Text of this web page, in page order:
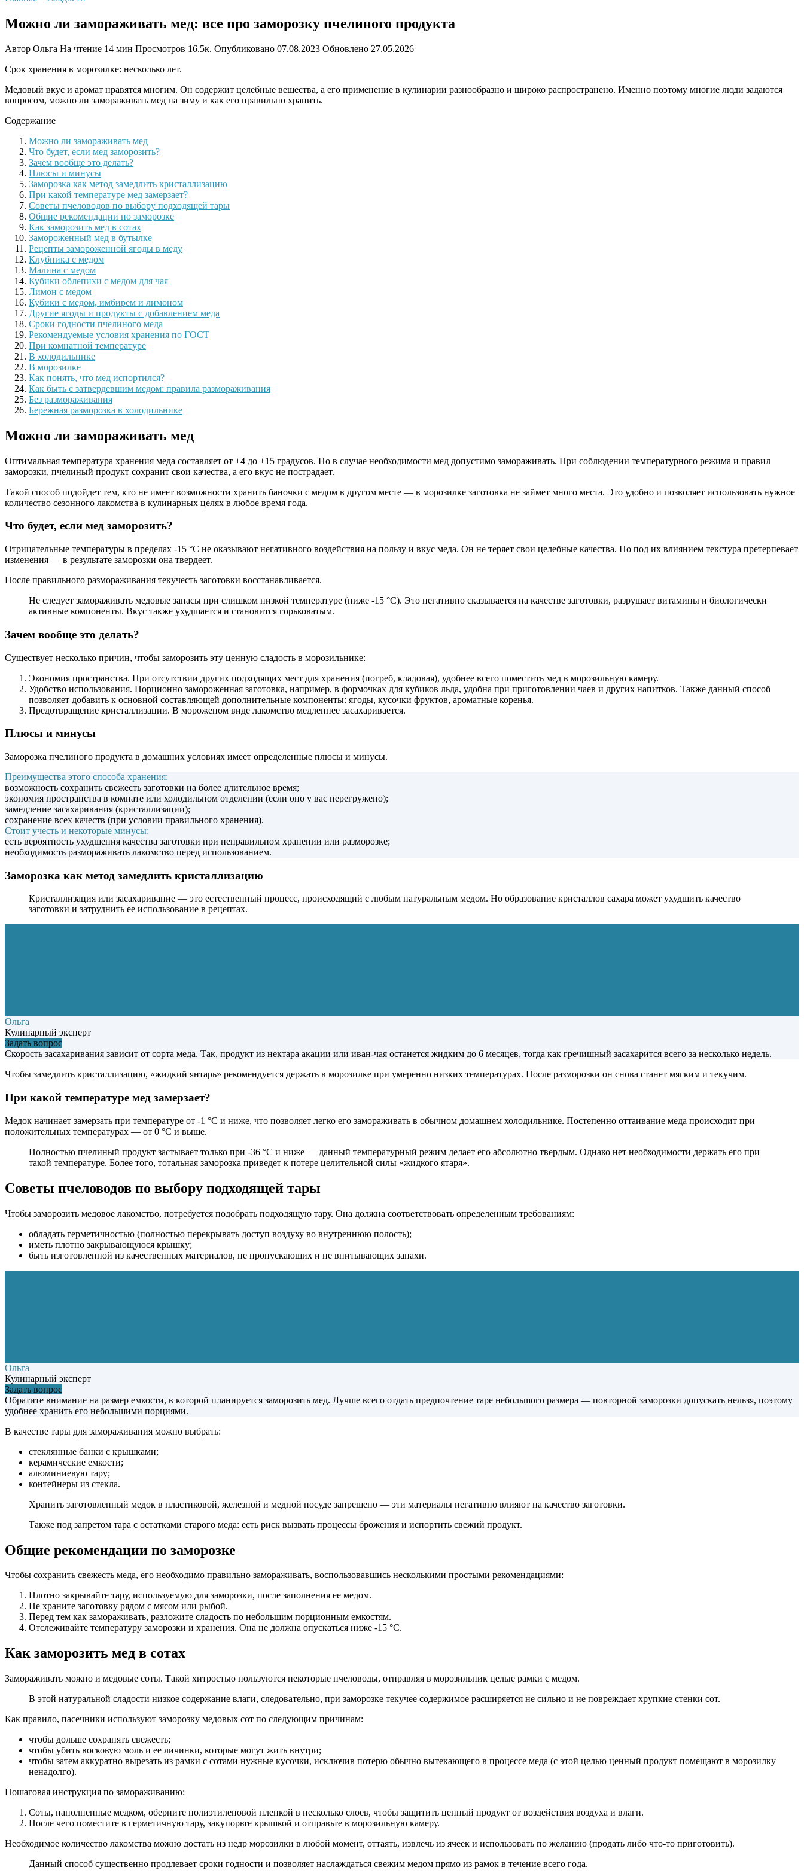
Можно ли замораживать мед: все про заморозку пчелиного продукта
Автор Ольга На чтение 14 мин Просмотров 16.5к. Опубликовано 07.08.2023 Обновлено 27.05.2026
Срок хранения в морозилке: несколько лет.
Медовый вкус и аромат нравятся многим. Он содержит целебные вещества, а его применение в кулинарии разнообразно и широко распространено. Именно поэтому многие люди задаются
вопросом, можно ли замораживать мед на зиму и как его правильно хранить.
Содержание
Можно ли замораживать мед
Что будет, если мед заморозить?
Зачем вообще это делать?
Плюсы и минусы
Заморозка как метод замедлить кристаллизацию
При какой температуре мед замерзает?
Советы пчеловодов по выбору подходящей тары
Общие рекомендации по заморозке
Как заморозить мед в сотах
Замороженный мед в бутылке
Рецепты замороженной ягоды в меду
Клубника с медом
Малина с медом
Кубики облепихи с медом для чая
Лимон с медом
Кубики с медом, имбирем и лимоном
Другие ягоды и продукты с добавлением меда
Сроки годности пчелиного меда
Рекомендуемые условия хранения по ГОСТ
При комнатной температуре
В холодильнике
В морозилке
Как понять, что мед испортился?
Как быть с затвердевшим медом: правила размораживания
Без размораживания
Бережная разморозка в холодильнике
Можно ли замораживать мед
Оптимальная температура хранения меда составляет от +4 до +15 градусов. Но в случае необходимости мед допустимо замораживать. При соблюдении температурного режима и правил
заморозки, пчелиный продукт сохранит свои качества, а его вкус не пострадает.
Такой способ подойдет тем, кто не имеет возможности хранить баночки с медом в другом месте — в морозилке заготовка не займет много места. Это удобно и позволяет использовать нужное
количество сезонного лакомства в кулинарных целях в любое время года.
Что будет, если мед заморозить?
Отрицательные температуры в пределах -15 °C не оказывают негативного воздействия на пользу и вкус меда. Он не теряет свои целебные качества. Но под их влиянием текстура претерпевает
изменения — в результате заморозки она твердеет.
После правильного размораживания текучесть заготовки восстанавливается.
Не следует замораживать медовые запасы при слишком низкой температуре (ниже -15 °C). Это негативно сказывается на качестве заготовки, разрушает витамины и биологически
активные компоненты. Вкус также ухудшается и становится горьковатым.
Зачем вообще это делать?
Существует несколько причин, чтобы заморозить эту ценную сладость в морозильнике:
Экономия пространства. При отсутствии других подходящих мест для хранения (погреб, кладовая), удобнее всего поместить мед в морозильную камеру.
Удобство использования. Порционно замороженная заготовка, например, в формочках для кубиков льда, удобна при приготовлении чаев и других напитков. Также данный способ
позволяет добавить к основной составляющей дополнительные компоненты: ягоды, кусочки фруктов, ароматные коренья.
Предотвращение кристаллизации. В мороженом виде лакомство медленнее засахаривается.
Плюсы и минусы
Заморозка пчелиного продукта в домашних условиях имеет определенные плюсы и минусы.
Преимущества этого способа хранения:
возможность сохранить свежесть заготовки на более длительное время;
экономия пространства в комнате или холодильном отделении (если оно у вас перегружено);
замедление засахаривания (кристаллизации);
сохранение всех качеств (при условии правильного хранения).
Стоит учесть и некоторые минусы:
есть вероятность ухудшения качества заготовки при неправильном хранении или разморозке;
необходимость размораживать лакомство перед использованием.
Заморозка как метод замедлить кристаллизацию
Кристаллизация или засахаривание — это естественный процесс, происходящий с любым натуральным медом. Но образование кристаллов сахара может ухудшить качество
заготовки и затруднить ее использование в рецептах.
Ольга
Кулинарный эксперт
Задать вопрос
Скорость засахаривания зависит от сорта меда. Так, продукт из нектара акации или иван-чая останется жидким до 6 месяцев, тогда как гречишный засахарится всего за несколько недель.
Чтобы замедлить кристаллизацию, «жидкий янтарь» рекомендуется держать в морозилке при умеренно низких температурах. После разморозки он снова станет мягким и текучим.
При какой температуре мед замерзает?
Медок начинает замерзать при температуре от -1 °C и ниже, что позволяет легко его замораживать в обычном домашнем холодильнике. Постепенно оттаивание меда происходит при
положительных температурах — от 0 °C и выше.
Полностью пчелиный продукт застывает только при -36 °C и ниже — данный температурный режим делает его абсолютно твердым. Однако нет необходимости держать его при
такой температуре. Более того, тотальная заморозка приведет к потере целительной силы «жидкого ятаря».
Советы пчеловодов по выбору подходящей тары
Чтобы заморозить медовое лакомство, потребуется подобрать подходящую тару. Она должна соответствовать определенным требованиям:
обладать герметичностью (полностью перекрывать доступ воздуху во внутреннюю полость);
иметь плотно закрывающуюся крышку;
быть изготовленной из качественных материалов, не пропускающих и не впитывающих запахи.
Ольга
Кулинарный эксперт
Задать вопрос
Обратите внимание на размер емкости, в которой планируется заморозить мед. Лучше всего отдать предпочтение таре небольшого размера — повторной заморозки допускать нельзя, поэтому
удобнее хранить его небольшими порциями.
В качестве тары для замораживания можно выбрать:
стеклянные банки с крышками;
керамические емкости;
алюминиевую тару;
контейнеры из стекла.
Хранить заготовленный медок в пластиковой, железной и медной посуде запрещено — эти материалы негативно влияют на качество заготовки.
Также под запретом тара с остатками старого меда: есть риск вызвать процессы брожения и испортить свежий продукт.
Общие рекомендации по заморозке
Чтобы сохранить свежесть меда, его необходимо правильно замораживать, воспользовавшись несколькими простыми рекомендациями:
Плотно закрывайте тару, используемую для заморозки, после заполнения ее медом.
Не храните заготовку рядом с мясом или рыбой.
Перед тем как замораживать, разложите сладость по небольшим порционным емкостям.
Отслеживайте температуру заморозки и хранения. Она не должна опускаться ниже -15 °C.
Как заморозить мед в сотах
Замораживать можно и медовые соты. Такой хитростью пользуются некоторые пчеловоды, отправляя в морозильник целые рамки с медом.
В этой натуральной сладости низкое содержание влаги, следовательно, при заморозке текучее содержимое расширяется не сильно и не повреждает хрупкие стенки сот.
Как правило, пасечники используют заморозку медовых сот по следующим причинам:
чтобы дольше сохранять свежесть;
чтобы убить восковую моль и ее личинки, которые могут жить внутри;
чтобы затем аккуратно вырезать из рамки с сотами нужные кусочки, исключив потерю обычно вытекающего в процессе меда (с этой целью ценный продукт помещают в морозилку
ненадолго).
Пошаговая инструкция по замораживанию:
Соты, наполненные медком, оберните полиэтиленовой пленкой в несколько слоев, чтобы защитить ценный продукт от воздействия воздуха и влаги.
После чего поместите в герметичную тару, закупорьте крышкой и отправьте в морозильную камеру.
Необходимое количество лакомства можно достать из недр морозилки в любой момент, оттаять, извлечь из ячеек и использовать по желанию (продать либо что-то приготовить).
Данный способ существенно продлевает сроки годности и позволяет наслаждаться свежим медом прямо из рамок в течение всего года.